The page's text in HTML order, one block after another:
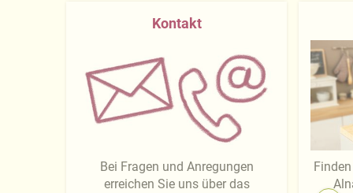
Kontakt
Bei Fragen und Anregungen
erreichen Sie uns über das